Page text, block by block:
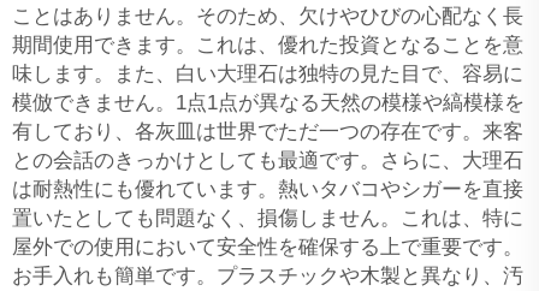
ことはありません。そのため、欠けやひびの心配なく長
期間使用できます。これは、優れた投資となることを意
味します。また、白い大理石は独特の見た目で、容易に
模倣できません。1点1点が異なる天然の模様や縞模様を
有しており、各灰皿は世界でただ一つの存在です。来客
との会話のきっかけとしても最適です。さらに、大理石
は耐熱性にも優れています。熱いタバコやシガーを直接
置いたとしても問題なく、損傷しません。これは、特に
屋外での使用において安全性を確保する上で重要です。
お手入れも簡単です。プラスチックや木製と異なり、汚